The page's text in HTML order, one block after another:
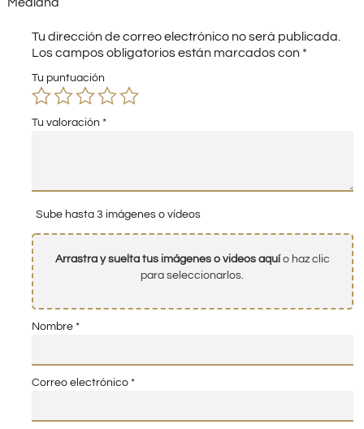
Tu dirección de correo electrónico no será publicada.
Los campos obligatorios están marcados con *
Tu puntuación
Tu valoración *
Sube hasta 3 imágenes o vídeos
Arrastra y suelta tus imágenes o videos aquío haz clic
para seleccionarlos.
Nombre *
Correo electrónico *